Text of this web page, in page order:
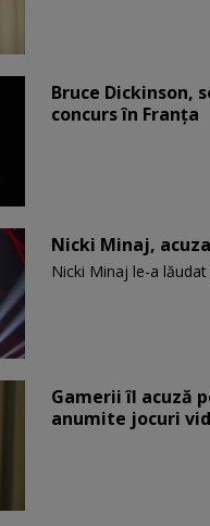
Bruce Dickinson,
concurs în Franţa
Nicki Minaj,
Nicki Minaj le-a lăudat
Gamerii îl acuză
anumite jocuri